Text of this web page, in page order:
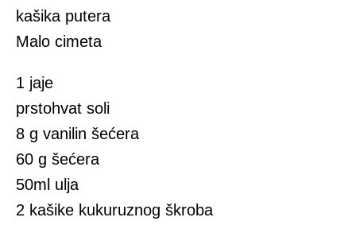
kašika putera
Malo cimeta
1 jaje
prstohvat soli
8 g vanilin šećera
60 g šećera
50ml ulja
2 kašike kukuruznog škroba